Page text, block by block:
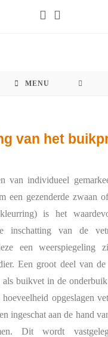
MENU
van het
van individueel
een gezenderde zwaan
is het
inschatting van de
een weerspiegeling
Een groot deel van de
als buikvet in de
opgeslagen
ingeschat aan de hand
Dit wordt